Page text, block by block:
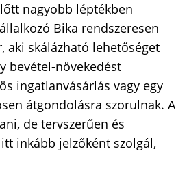
nagyobb léptékben
Bika rendszeresen
aki skálázható lehetőséget
bevétel-növekedést
ingatlanvásárlás vagy egy
átgondolásra szorulnak. A
de tervszerűen és
inkább jelzőként szolgál,